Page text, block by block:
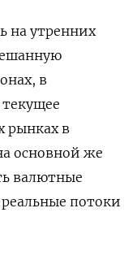
на утренних
в
рынках в
основной же
валютные
потоки